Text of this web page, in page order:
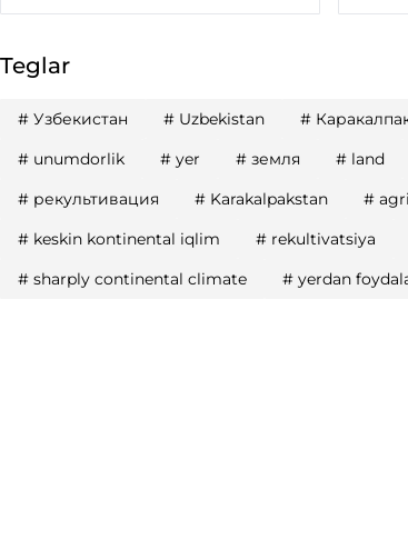
Teglar
# Узбекистан # Uzbekistan #
# unumdorlik # yer # земля # land
# рекультивация # Karakalpakstan #
# keskin kontinental iqlim # rekultivatsiya
# sharply continental climate # yerdan